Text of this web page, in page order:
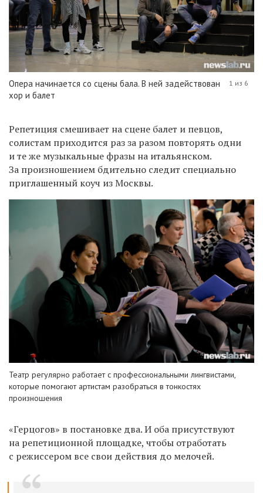
Опера начинается со сцены бала. В ней задействован
хор и балет
1 из 6
Репетиция смешивает на сцене балет и певцов,
солистам приходится раз за разом повторять одни
и те же музыкальные фразы на итальянском.
За произношением бдительно следит специально
приглашенный коуч из Москвы.
Театр регулярно работает с профессиональными лингвистами,
которые помогают артистам разобраться в тонкостях
произношения
«Герцогов» в постановке два. И оба присутствуют
на репетиционной площадке, чтобы отработать
с режиссером все свои действия до мелочей.